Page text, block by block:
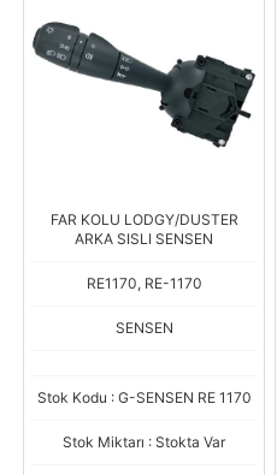
FAR KOLU LODGY/DUSTER
ARKA SISLI SENSEN
RE1170, RE-1170
SENSEN
Stok Kodu : G-SENSEN RE 1170
Stok Miktarı : Stokta Var